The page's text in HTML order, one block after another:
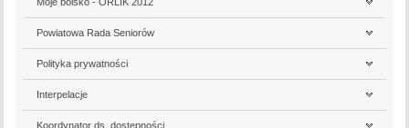
Powiatowa Rada Seniorów
Polityka prywatności
Interpelacje
Koordynator ds. dostępności